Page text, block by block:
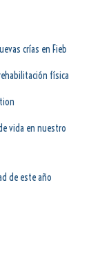
crías en Fieb
física
vida en nuestro
de este año